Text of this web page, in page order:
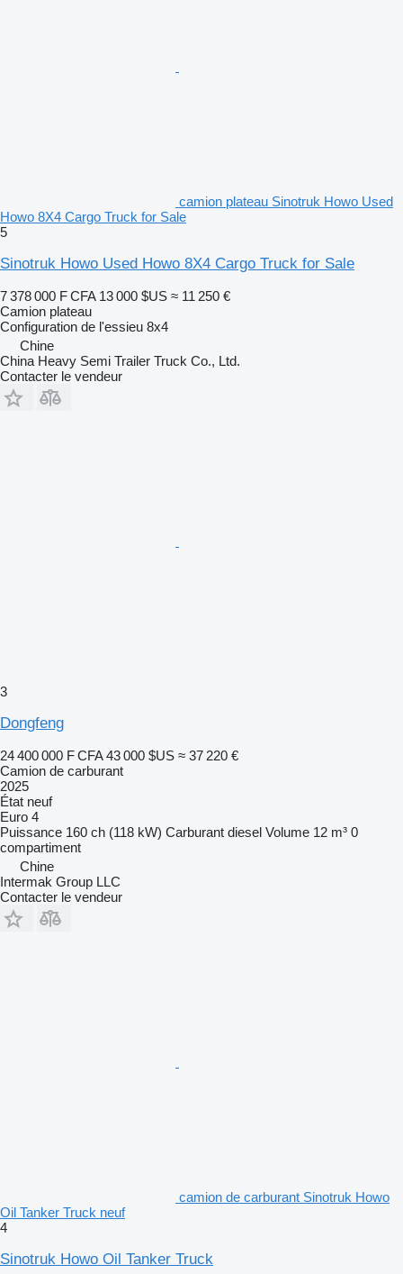
camion plateau Sinotruk Howo Used
Howo 8X4 Cargo Truck for Sale
5
Sinotruk Howo Used Howo 8X4 Cargo Truck for Sale
7 378 000 F CFA 13 000 $US ≈ 11 250 €
Camion plateau
Configuration de l'essieu 8x4
Chine
China Heavy Semi Trailer Truck Co., Ltd.
Contacter le vendeur
3
Dongfeng
24 400 000 F CFA 43 000 $US ≈ 37 220 €
Camion de carburant
2025
État neuf
Euro 4
Puissance 160 ch (118 kW) Carburant diesel Volume 12 m³ 0
compartiment
Chine
Intermak Group LLC
Contacter le vendeur
camion de carburant Sinotruk Howo
Oil Tanker Truck neuf
4
Sinotruk Howo Oil Tanker Truck